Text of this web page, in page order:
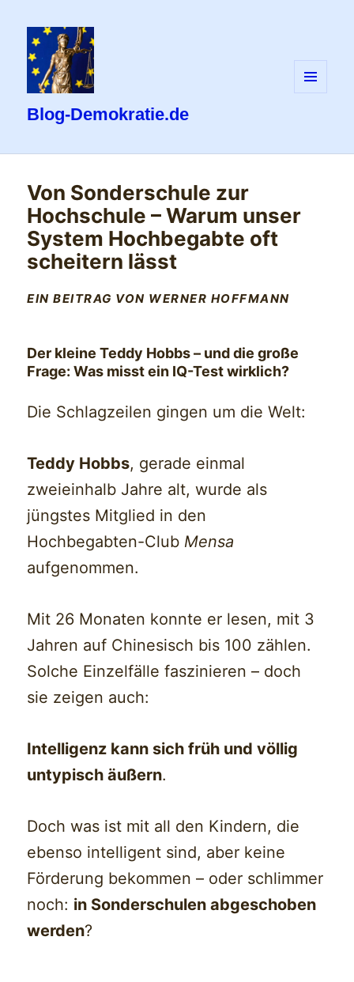
Blog-Demokratie.de
Von Sonderschule zur
Hochschule – Warum unser
System Hochbegabte oft
scheitern lässt
EIN BEITRAG VON WERNER HOFFMANN
Der kleine Teddy Hobbs – und die große
Frage: Was misst ein IQ-Test wirklich?
Die Schlagzeilen gingen um die Welt:
Teddy Hobbs, gerade einmal
zweieinhalb Jahre alt, wurde als
jüngstes Mitglied in den
Hochbegabten-Club Mensa
aufgenommen.
Mit 26 Monaten konnte er lesen, mit 3
Jahren auf Chinesisch bis 100 zählen.
Solche Einzelfälle faszinieren – doch
sie zeigen auch:
Intelligenz kann sich früh und völlig
untypisch äußern.
Doch was ist mit all den Kindern, die
ebenso intelligent sind, aber keine
Förderung bekommen – oder schlimmer
noch: in Sonderschulen abgeschoben
werden?